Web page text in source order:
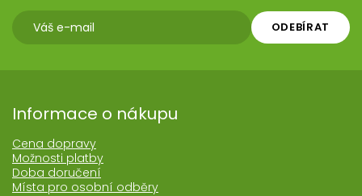
ODEBÍRAT
Informace o nákupu
Cena dopravy
Možnosti platby
Doba doručení
Místa pro osobní odběry